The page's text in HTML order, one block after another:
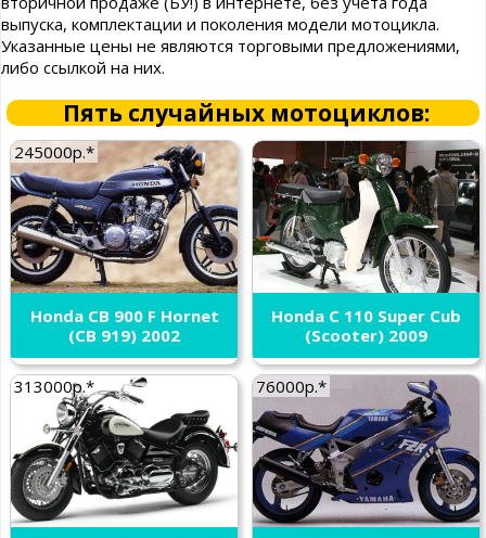
выпуска, комплектации и поколения модели мотоцикла.
Указанные цены не являются торговыми предложениями,
либо ссылкой на них.
Пять случайных мотоциклов:
245000р.*
Honda CB 900 F Hornet
(CB 919) 2002
Honda C 110 Super Cub
(Scooter) 2009
313000р.* 76000р.*